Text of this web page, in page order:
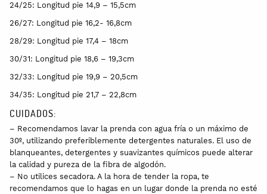
24/25: Longitud pie 14,9 – 15,5cm
26/27: Longitud pie 16,2- 16,8cm
28/29: Longitud pie 17,4 – 18cm
30/31: Longitud pie 18,6 – 19,3cm
32/33: Longitud pie 19,9 – 20,5cm
34/35: Longitud pie 21,7 – 22,8cm
CUIDADOS:
– Recomendamos lavar la prenda con agua fría o un máximo de
30º, utilizando preferiblemente detergentes naturales. El uso de
blanqueantes, detergentes y suavizantes químicos puede alterar
la calidad y pureza de la fibra de algodón.
– No utilices secadora. A la hora de tender la ropa, te
recomendamos que lo hagas en un lugar donde la prenda no esté